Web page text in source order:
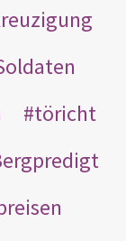
töricht